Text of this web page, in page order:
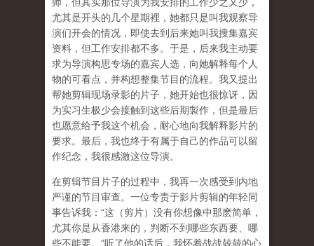
尤其是开头的几个星期裡，她都只是叫我观察导
演们开会的情况，即使去到后来她叫我搜集嘉宾
资料，但工作安排都不多。于是，后来我主动要
求为导演构思专场的嘉宾人选，向她解释每个人
物的可看点，并构想整集节目的流程。我又提出
帮她剪辑现场录影的片子，她开始也很惊讶，因
为实习生极少会接触到这些后期製作，但是最后
也愿意给予我这个机会，耐心地向我解释影片的
要求。最后，我也终于有属于自己的作品可以留
作纪念，我很感激这位导演。
在剪辑节目片子的过程中，我再一次感受到内地
严谨的节目审查。一位专责于影片剪辑的年轻同
事告诉我：“这（剪片）没有你想像中那麽简单，
尤其你是从香港来的，判断不到哪些东西要、哪
些不能要。”听了他的话后，我怀着战战兢兢的心